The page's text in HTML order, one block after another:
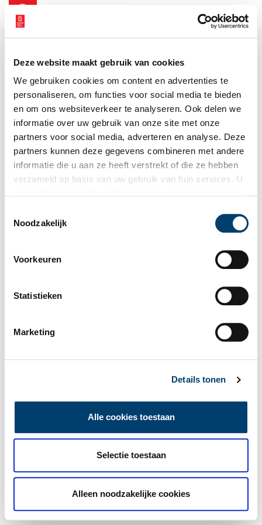
Deze website maakt gebruik van cookies
We gebruiken cookies om content en advertenties te
personaliseren, om functies voor social media te bieden
en om ons websiteverkeer te analyseren. Ook delen we
informatie over uw gebruik van onze site met onze
partners voor social media, adverteren en analyse. Deze
partners kunnen deze gegevens combineren met andere
informatie die u aan ze heeft verstrekt of die ze hebben
verzameld op basis van uw gebruik van hun services. U
Noodzakelijk
Voorkeuren
Statistieken
Marketing
Details tonen
Alle cookies toestaan
Selectie toestaan
Alleen noodzakelijke cookies